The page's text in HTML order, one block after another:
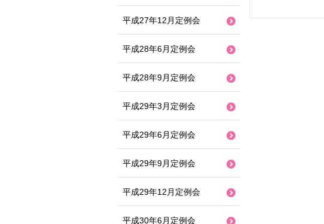
平成27年12月定例会
平成28年6月定例会
平成28年9月定例会
平成29年3月定例会
平成29年6月定例会
平成29年9月定例会
平成29年12月定例会
平成30年6月定例会